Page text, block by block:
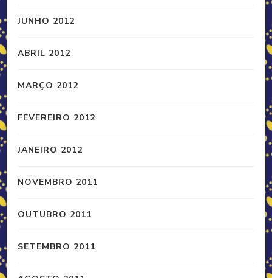
JUNHO 2012
ABRIL 2012
MARÇO 2012
FEVEREIRO 2012
JANEIRO 2012
NOVEMBRO 2011
OUTUBRO 2011
SETEMBRO 2011